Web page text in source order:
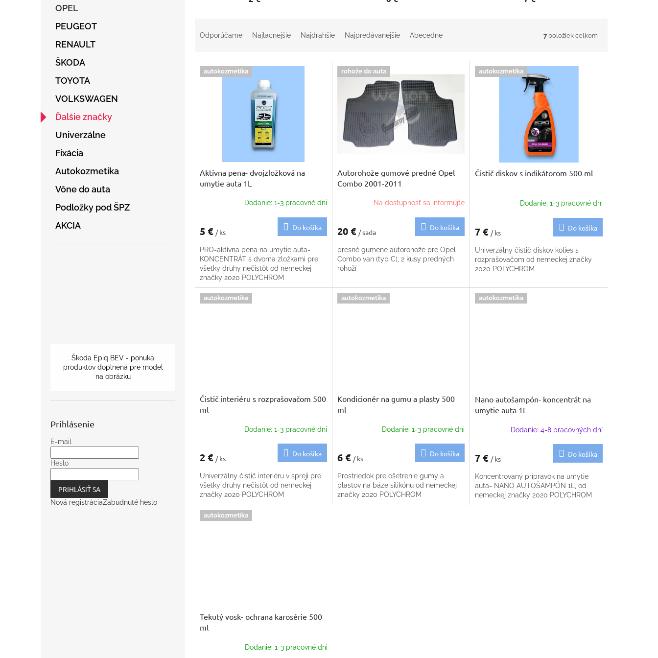
OPEL
PEUGEOT
RENAULT
ŠKODA
TOYOTA
VOLKSWAGEN
Ďalšie značky
Univerzálne
Fixácia
Autokozmetika
Vône do auta
Podložky pod ŠPZ
AKCIA
Škoda Epiq BEV - ponuka
produktov doplnená pre model
na obrázku
Prihlásenie
E-mail
Heslo
PRIHLÁSIŤ SA
Nová registráciaZabudnuté heslo
o
Odporúčame Najlacnejšie Najdrahšie Najpredávanejšie Abecedne 7 položiek celkom
V autokozmetika
Aktívna pena- dvojzložková na
umytie auta 1L
Dodanie: 1-3 pracovné dni
5 € / ks
Do košíka
PRO-aktívna pena na umytie auta-
KONCENTRÁT s dvoma zložkami pre
všetky druhy nečistôt od nemeckej
značky 2020 POLYCHROM
rohože do auta
Autorohože gumové predné Opel
Combo 2001-2011
Na dostupnosť sa informujte
20 € / sada
Do košíka
presné gumené autorohože pre Opel
Combo van (typ C), 2 kusy predných
rohoží
autokozmetika
Čistič diskov s indikátorom 500 ml
Dodanie: 1-3 pracovné dni
7 € / ks
Do košíka
Univerzálny čistič diskov kolies s
rozprašovačom od nemeckej značky
2020 POLYCHROM
autokozmetika
Čistič interiéru s rozprašovačom 500
ml
Dodanie: 1-3 pracovné dni
2 € / ks
Do košíka
Univerzálny čistič interiéru v spreji pre
všetky druhy nečistôt od nemeckej
značky 2020 POLYCHROM
autokozmetika
Kondicionér na gumu a plasty 500
ml
Dodanie: 1-3 pracovné dni
6 € / ks
Do košíka
Prostriedok pre ošetrenie gumy a
plastov na báze silikónu od nemeckej
značky 2020 POLYCHROM
autokozmetika
Nano autošampón- koncentrát na
umytie auta 1L
Dodanie: 4-8 pracovných dní
7 € / ks
Do košíka
Koncentrovaný prípravok na umytie
auta- NANO AUTOŠAMPÓN 1L, od
nemeckej značky 2020 POLYCHROM
autokozmetika
Tekutý vosk- ochrana karosérie 500
ml
Dodanie: 1-3 pracovné dni